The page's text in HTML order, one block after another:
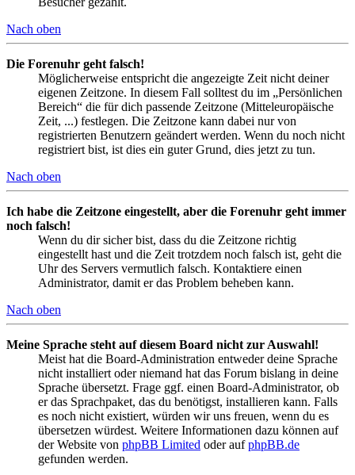
Nach oben
Die Forenuhr geht falsch!
Möglicherweise entspricht die angezeigte Zeit nicht deiner
eigenen Zeitzone. In diesem Fall solltest du im „Persönlichen
Bereich“ die für dich passende Zeitzone (Mitteleuropäische
Zeit, ...) festlegen. Die Zeitzone kann dabei nur von
registrierten Benutzern geändert werden. Wenn du noch nicht
registriert bist, ist dies ein guter Grund, dies jetzt zu tun.
Nach oben
Ich habe die Zeitzone eingestellt, aber die Forenuhr geht immer
noch falsch!
Wenn du dir sicher bist, dass du die Zeitzone richtig
eingestellt hast und die Zeit trotzdem noch falsch ist, geht die
Uhr des Servers vermutlich falsch. Kontaktiere einen
Administrator, damit er das Problem beheben kann.
Nach oben
Meine Sprache steht auf diesem Board nicht zur Auswahl!
Meist hat die Board-Administration entweder deine Sprache
nicht installiert oder niemand hat das Forum bislang in deine
Sprache übersetzt. Frage ggf. einen Board-Administrator, ob
er das Sprachpaket, das du benötigst, installieren kann. Falls
es noch nicht existiert, würden wir uns freuen, wenn du es
übersetzen würdest. Weitere Informationen dazu können auf
der Website von phpBB Limited oder aufphpBB.de
gefunden werden.